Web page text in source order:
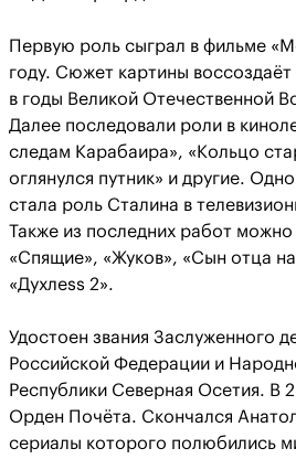
Первую роль сыграл в фильме
году. Сюжет картины
в годы Великой Отечественной
Далее последовали роли в
следам Карабаира», «Кольцо
оглянулся путник» и другие.
стала роль Сталина в
Также из последних работ
«Спящие», «Жуков», «Сын отца
«Духлеss 2».
Удостоен звания Заслуженного
Российской Федерации и
Республики Северная Осетия. В
Орден Почёта. Скончался
сериалы которого полюбились